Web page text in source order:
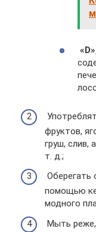
фруктов,
груш, слив,
т. д.;
Оберегать
помощью
модного
Мыть реже,